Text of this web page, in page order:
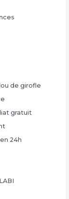
de girofle
gratuit
24h